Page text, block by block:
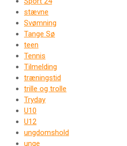
stævne
Svømning
Tange Sø
teen
Tennis
Tilmelding
træningstid
trille og trolle
Tryday
U10
U12
ungdomshold
unge